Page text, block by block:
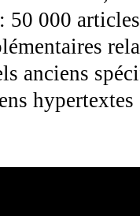
50 000
anciens